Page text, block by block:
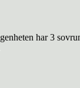
har 3